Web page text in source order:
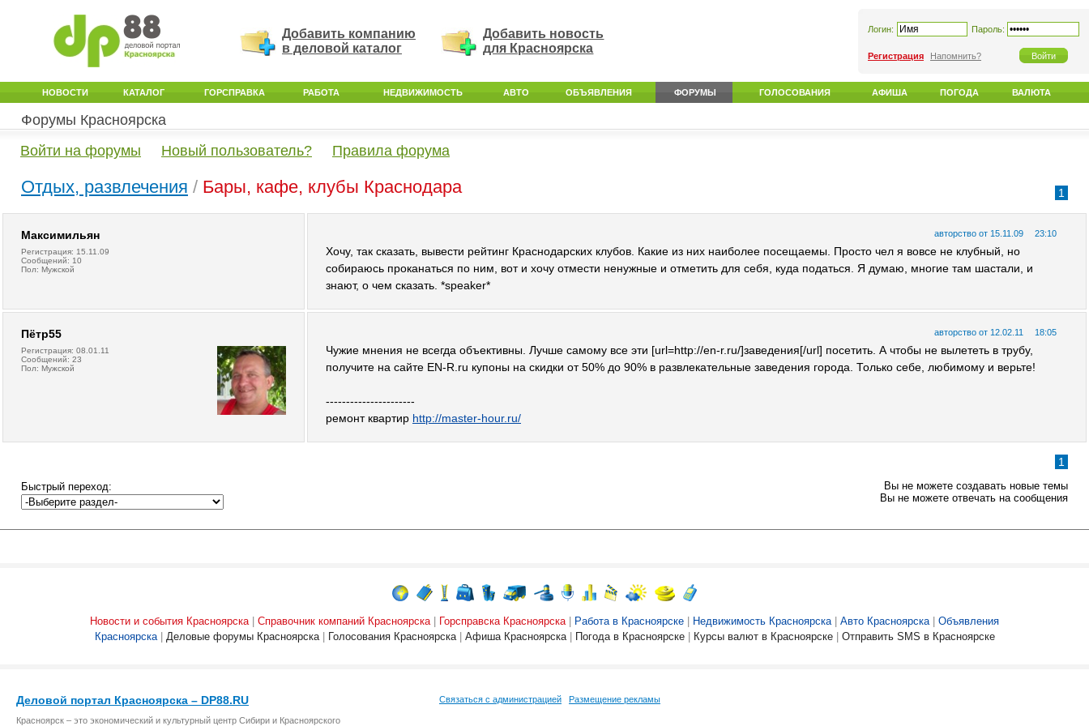
Добавить компанию
в деловой каталог
Добавить новость
для Красноярска
Логин: Пароль:
Регистрация Напомнить?
НОВОСТИ КАТАЛОГ ГОРСПРАВКА РАБОТА НЕДВИЖИМОСТЬ АВТО ОБЪЯВЛЕНИЯ ФОРУМЫ ГОЛОСОВАНИЯ АФИША ПОГОДА ВАЛЮТА
Форумы Красноярска
Войти на форумы
Новый пользователь? Правила форума
Отдых, развлечения / Бары, кафе, клубы Краснодара 1
Максимильян
Регистрация: 15.11.09
Сообщений: 10
Пол: Мужской
авторство от 15.11.09 23:10
Хочу, так сказать, вывести рейтинг Краснодарских клубов. Какие из них наиболее посещаемы. Просто чел я вовсе не клубный, но
собираюсь проканаться по ним, вот и хочу отмести ненужные и отметить для себя, куда податься. Я думаю, многие там шастали, и
знают, о чем сказать. *speaker*
Пётр55
Регистрация: 08.01.11
Сообщений: 23
Пол: Мужской
авторство от 12.02.11 18:05
Чужие мнения не всегда объективны. Лучше самому все эти [url=http://en-r.ru/]заведения[/url] посетить. А чтобы не вылететь в трубу,
получите на сайте EN-R.ru купоны на скидки от 50% до 90% в развлекательные заведения города. Только себе, любимому и верьте!
----------------------
ремонт квартир http://master-hour.ru/
1
Быстрый переход:
Вы не можете создавать новые темы
Вы не можете отвечать на сообщения
Новости и события Красноярска Справочник компаний Красноярска Горсправска Красноярска Работа в Красноярске Недвижимость Красноярска Авто Красноярска
Объявления
Красноярска
Деловые форумы Красноярска Голосования Красноярска Афиша Красноярска Погода в Красноярске Курсы валют в Красноярске Отправить SMS в Красноярске
Деловой портал Красноярска – DP88.RU
Красноярск – это экономический и культурный центр Сибири и Красноярского
Связаться с администрацией Размещение рекламы